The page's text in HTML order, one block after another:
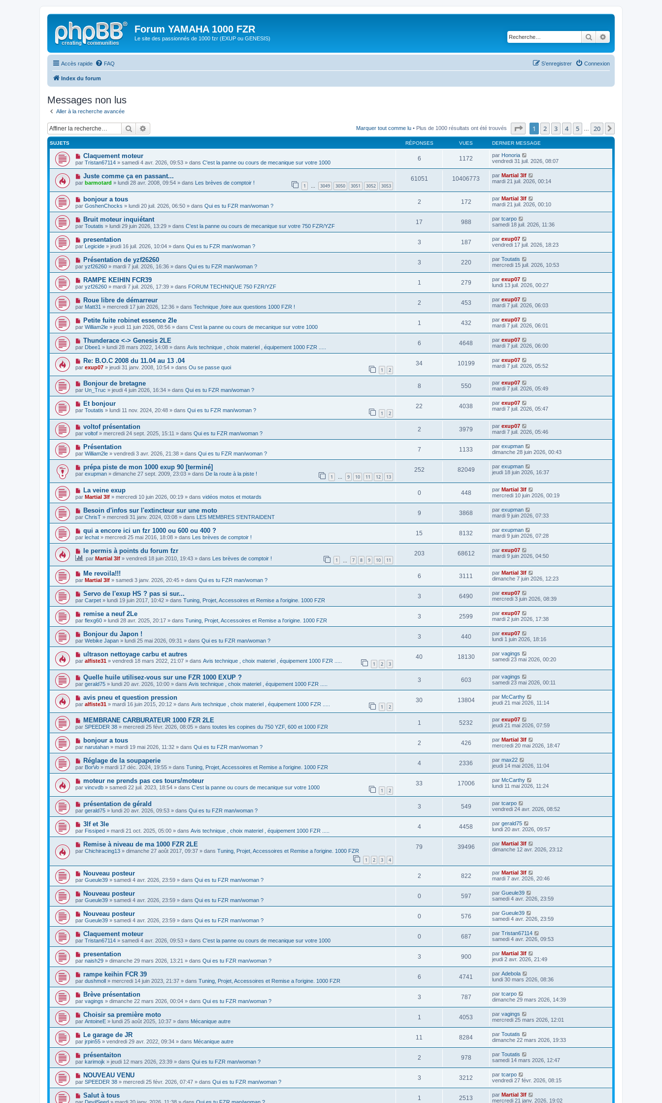
Forum YAMAHA 1000 FZR
Le site des passionnés de 1000 fzr (EXUP ou GENESIS) Rechercher
Accès rapide FAQ Connexion
S’enregistrer
Index du forum
Messages non lus
Aller à la recherche avancée
Rechercher Marquer tout comme lu • Plus de 1000 résultats ont été trouvés Page sur20
1 2 3 4 5 20
SUJETS RÉPONSES VUES DERNIER MESSAGE
N
o
u
e
a
m
e
s
s
g
e
Claquement moteur
par Tristan67114 » samedi 4 avr. 2026, 09:53 » dans C'est la panne ou cours de mecanique sur votre 1000
6 1172 par Honoria
vendredi 31 juil. 2026, 08:07
N
o
u
v
e
a
m
e
s
s
a
g
e
Juste comme ça en passant...
par barmotard » lundi 28 avr. 2008, 09:54 » dans Les brèves de comptoir ! 1 … 3049 3050 3051 3052 3053
61051 10406773 par Martial 3lf
mardi 21 juil. 2026, 00:14
N
o
u
v
e
a
u
m
e
s
s
a
g
e
bonjour a tous
par GoshenChocks » lundi 20 juil. 2026, 06:50 » dans Qui es tu FZR man/woman ?
2 172 par Martial 3lf
mardi 21 juil. 2026, 00:10
N
o
u
a
u
m
e
s
s
a
g
e
Bruit moteur inquiétant
par Toutatis » lundi 29 juin 2026, 13:29 » dans C'est la panne ou cours de mecanique sur votre 750 FZR/YZF
17 988 par tcarpo
samedi 18 juil. 2026, 11:36
N
o
u
v
e
a
u
m
e
s
s
a
g
e
presentation
par Legicide » jeudi 16 juil. 2026, 10:04 » dans Qui es tu FZR man/woman ?
3 187 par exup07
vendredi 17 juil. 2026, 18:23
N
o
u
v
e
a
u
m
e
s
s
a
g
e
Présentation de yzf26260
par yzf26260 » mardi 7 juil. 2026, 16:36 » dans Qui es tu FZR man/woman ?
3 220 par Toutatis
mercredi 15 juil. 2026, 10:53
N
o
u
v
e
a
u
m
e
s
s
g
e
RAMPE KEIHIN FCR39
par yzf26260 » mardi 7 juil. 2026, 17:39 » dans FORUM TECHNIQUE 750 FZR/YZF
1 279 par exup07
lundi 13 juil. 2026, 00:27
N
o
u
v
e
a
u
m
e
s
s
a
g
e
Roue libre de démarreur
par Matt31 » mercredi 17 juin 2026, 12:36 » dans Technique ,foire aux questions 1000 FZR !
2 453 par exup07
mardi 7 juil. 2026, 06:03
N
o
u
v
a
u
m
e
s
g
e
Petite fuite robinet essence 2le
par William2le » jeudi 11 juin 2026, 08:56 » dans C'est la panne ou cours de mecanique sur votre 1000
1 432 par exup07
mardi 7 juil. 2026, 06:01
N
o
u
v
e
a
u
m
e
s
s
g
Thunderace <-> Genesis 2LE
par Dbee1 » lundi 28 mars 2022, 14:08 » dans Avis technique , choix materiel , équipement 1000 FZR .....
6 4648 par exup07
mardi 7 juil. 2026, 06:00
N
o
u
v
a
u
m
e
s
s
a
e
Re: B.O.C 2008 du 11.04 au 13 .04
par exup07 » jeudi 31 janv. 2008, 10:54 » dans Ou se passe quoi 1 2
34 10199 par exup07
mardi 7 juil. 2026, 05:52
N
o
v
e
a
e
s
s
g
e
Bonjour de bretagne
par Un_Truc » jeudi 4 juin 2026, 16:34 » dans Qui es tu FZR man/woman ?
8 550 par exup07
mardi 7 juil. 2026, 05:49
N
o
v
e
a
m
e
s
s
a
g
Et bonjour
par Toutatis » lundi 11 nov. 2024, 20:48 » dans Qui es tu FZR man/woman ? 1 2
22 4038 par exup07
mardi 7 juil. 2026, 05:47
N
o
u
v
e
a
u
m
e
s
g
e
voltof présentation
par voltof » mercredi 24 sept. 2025, 15:11 » dans Qui es tu FZR man/woman ?
2 3979 par exup07
mardi 7 juil. 2026, 05:46
N
o
u
a
m
e
s
s
g
e
Présentation
par William2le » vendredi 3 avr. 2026, 21:38 » dans Qui es tu FZR man/woman ?
7 1133 par exupman
dimanche 28 juin 2026, 00:43
N
o
u
v
e
a
m
e
s
s
a
g
e
prépa piste de mon 1000 exup 90 [terminé]
par exupman » dimanche 27 sept. 2009, 23:03 » dans De la route à la piste ! 1 … 9 10 11 12 13
252 82049 par exupman
jeudi 18 juin 2026, 16:37
N
o
u
v
e
a
u
m
e
s
s
a
g
e
La veine exup
par Martial 3lf » mercredi 10 juin 2026, 00:19 » dans vidéos motos et motards
0 448 par Martial 3lf
mercredi 10 juin 2026, 00:19
N
o
u
e
a
u
m
e
s
s
g
e
Besoin d'infos sur l'extincteur sur une moto
par ChrisT » mercredi 31 janv. 2024, 03:08 » dans LES MEMBRES S'ENTRAIDENT
9 3868 par exupman
mardi 9 juin 2026, 07:33
N
o
u
v
e
a
u
m
e
s
s
a
g
e
qui a encore ici un fzr 1000 ou 600 ou 400 ?
par lechat » mercredi 25 mai 2016, 18:08 » dans Les brèves de comptoir !
15 8132 par exupman
mardi 9 juin 2026, 07:28
N
o
u
v
a
u
m
e
s
s
a
g
e
le permis à points du forum fzr
par Martial 3lf » vendredi 18 juin 2010, 19:43 » dans Les brèves de comptoir ! 1 7 8 9 10 11
203 68612 par exup07
mardi 9 juin 2026, 04:50
N
o
v
e
a
u
m
e
s
s
a
g
Me revoila!!!
par Martial 3lf » samedi 3 janv. 2026, 20:45 » dans Qui es tu FZR man/woman ?
6 3111 par Martial 3lf
dimanche 7 juin 2026, 12:23
N
o
e
a
u
m
e
s
a
g
e
Servo de l'exup HS ? pas si sur...
par Carpet » lundi 19 juin 2017, 10:42 » dans Tuning, Projet, Accessoires et Remise a l'origine. 1000 FZR
3 6490 par exup07
mercredi 3 juin 2026, 08:39
N
o
v
e
a
u
m
e
s
a
g
e
remise a neuf 2Le
par flexg60 » lundi 28 avr. 2025, 20:17 » dans Tuning, Projet, Accessoires et Remise a l'origine. 1000 FZR
3 2599 par exup07
mardi 2 juin 2026, 17:38
N
o
e
a
m
e
s
s
a
g
Bonjour du Japon !
par Webike Japan » lundi 25 mai 2026, 09:31 » dans Qui es tu FZR man/woman ?
3 440 par exup07
lundi 1 juin 2026, 18:16
N
o
v
e
a
e
s
s
a
g
e
ultrason nettoyage carbu et autres
par alfiste31 » vendredi 18 mars 2022, 21:07 » dans Avis technique , choix materiel , équipement 1000 FZR ..... 1 2 3
40 18130 par vagings
samedi 23 mai 2026, 00:20
N
o
u
e
a
u
m
e
s
s
g
e
Quelle huile utilisez-vous sur une FZR 1000 EXUP ?
par gerald75 » lundi 20 avr. 2026, 10:00 » dans Avis technique , choix materiel , équipement 1000 FZR .....
3 603 par vagings
samedi 23 mai 2026, 00:11
N
o
u
v
a
u
m
e
s
s
g
e
avis pneu et question pression
par alfiste31 » mardi 16 juin 2015, 20:12 » dans Avis technique , choix materiel , équipement 1000 FZR ..... 1 2
30 13804 par McCarthy
jeudi 21 mai 2026, 11:14
N
o
v
e
a
u
m
e
s
s
a
g
e
MEMBRANE CARBURATEUR 1000 FZR 2LE
par SPEEDER 38 » mercredi 25 févr. 2026, 08:05 » dans toutes les copines du 750 YZF, 600 et 1000 FZR
1 5232 par exup07
jeudi 21 mai 2026, 07:59
N
o
v
e
a
u
m
e
s
a
g
e
bonjour a tous
par narutahan » mardi 19 mai 2026, 11:32 » dans Qui es tu FZR man/woman ?
2 426 par Martial 3lf
mercredi 20 mai 2026, 18:47
N
o
e
a
u
e
s
s
a
g
e
Réglage de la soupaperie
par BorVo » mardi 17 déc. 2024, 19:55 » dans Tuning, Projet, Accessoires et Remise a l'origine. 1000 FZR
4 2336 par max22
jeudi 14 mai 2026, 11:04
N
o
v
e
a
u
m
e
s
s
g
moteur ne prends pas ces tours/moteur
par vincvdb » samedi 22 juil. 2023, 18:54 » dans C'est la panne ou cours de mecanique sur votre 1000 1 2
33 17006 par McCarthy
lundi 11 mai 2026, 11:24
N
o
u
v
e
a
u
m
e
a
e
présentation de gérald
par gerald75 » lundi 20 avr. 2026, 09:53 » dans Qui es tu FZR man/woman ?
3 549 par tcarpo
vendredi 24 avr. 2026, 08:52
N
o
u
v
e
a
e
s
s
a
e
3lf et 3le
par Fissiped » mardi 21 oct. 2025, 05:00 » dans Avis technique , choix materiel , équipement 1000 FZR .....
4 4458 par gerald75
lundi 20 avr. 2026, 09:57
N
o
u
e
a
u
e
s
s
a
e
Remise à niveau de ma 1000 FZR 2LE
par Chichiracing13 » dimanche 27 août 2017, 09:37 » dans Tuning, Projet, Accessoires et Remise a l'origine. 1000 FZR
1 2 3 4
79 39496 par Martial 3lf
dimanche 12 avr. 2026, 23:12
N
o
u
v
e
a
u
m
e
s
s
a
g
e
Nouveau posteur
par Gueule39 » samedi 4 avr. 2026, 23:59 » dans Qui es tu FZR man/woman ?
2 822 par Martial 3lf
mardi 7 avr. 2026, 20:46
N
o
u
v
e
a
u
m
e
s
a
g
e
Nouveau posteur
par Gueule39 » samedi 4 avr. 2026, 23:59 » dans Qui es tu FZR man/woman ?
0 597 par Gueule39
samedi 4 avr. 2026, 23:59
N
o
u
e
a
u
m
e
s
a
g
e
Nouveau posteur
par Gueule39 » samedi 4 avr. 2026, 23:59 » dans Qui es tu FZR man/woman ?
0 576 par Gueule39
samedi 4 avr. 2026, 23:59
N
o
u
a
u
m
e
s
s
a
g
e
Claquement moteur
par Tristan67114 » samedi 4 avr. 2026, 09:53 » dans C'est la panne ou cours de mecanique sur votre 1000
0 687 par Tristan67114
samedi 4 avr. 2026, 09:53
N
o
u
e
a
u
m
e
s
s
a
g
e
presentation
par naish29 » dimanche 29 mars 2026, 13:21 » dans Qui es tu FZR man/woman ?
3 900 par Martial 3lf
jeudi 2 avr. 2026, 21:49
N
o
u
v
e
a
u
m
e
s
s
a
g
e
rampe keihin FCR 39
par dushmoll » mercredi 14 juin 2023, 21:37 » dans Tuning, Projet, Accessoires et Remise a l'origine. 1000 FZR
6 4741 par Adebola
lundi 30 mars 2026, 08:36
N
o
u
e
a
u
e
s
a
g
e
Brève présentation
par vagings » dimanche 22 mars 2026, 00:04 » dans Qui es tu FZR man/woman ?
3 787 par tcarpo
dimanche 29 mars 2026, 14:39
N
o
u
v
e
a
u
m
e
s
s
a
g
e
Choisir sa première moto
par AntoineE » lundi 25 août 2025, 10:37 » dans Mécanique autre
1 4053 par vagings
mercredi 25 mars 2026, 12:01
N
o
u
a
u
m
e
s
s
a
Le garage de JR
par jrpin55 » vendredi 29 avr. 2022, 09:34 » dans Mécanique autre
11 8284 par Toutatis
dimanche 22 mars 2026, 19:33
N
o
u
v
e
a
u
m
e
présentaiton
par karimojk » jeudi 12 mars 2026, 23:39 » dans Qui es tu FZR man/woman ?
2 978 par Toutatis
samedi 14 mars 2026, 12:47
N
o
u
v
e
NOUVEAU VENU
par SPEEDER 38 » mercredi 25 févr. 2026, 07:47 » dans Qui es tu FZR man/woman ?
3 3212 par tcarpo
vendredi 27 févr. 2026, 08:15
N
o
Salut à tous 1 2513 par Martial 3lf
mercredi 21 janv. 2026, 19:02